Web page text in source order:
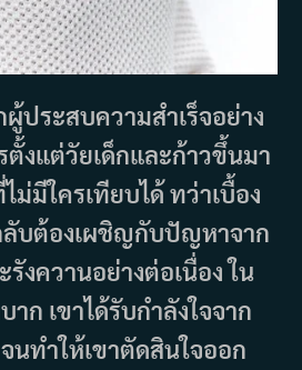
ประสบความสำเร็จอย่าง
ตั้งแต่วัยเด็กและก้าวขึ้นมา
ม่มีใครเทียบได้ ทว่าเบื้อง
ลับต้องเผชิญกับปัญหาจาก
งควานอย่างต่อเนื่อง ใน
าก เขาได้รับกำลังใจจาก
นทำให้เขาตัดสินใจออก